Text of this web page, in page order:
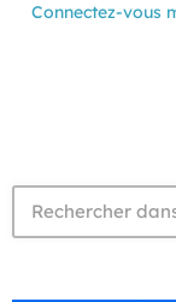
Connectez-vous